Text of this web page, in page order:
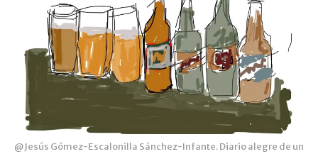
@Jesús Gómez-Escalonilla Sánchez-Infante. Diario alegre de un